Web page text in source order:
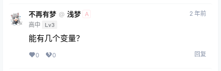
不再有梦 @ 浅梦 A
高中
Lv3
2 年前
能有几个变量？
0 0 回复